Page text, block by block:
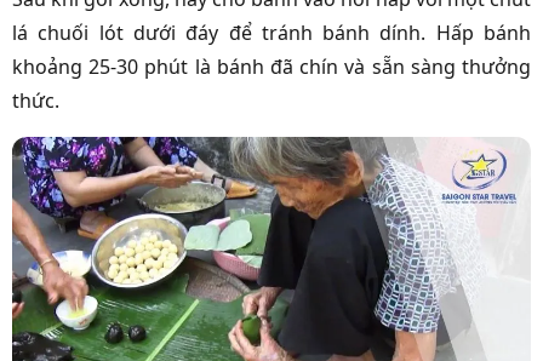
lá chuối lót dưới đáy để tránh bánh dính. Hấp bánh
khoảng 25-30 phút là bánh đã chín và sẵn sàng thưởng
thức.